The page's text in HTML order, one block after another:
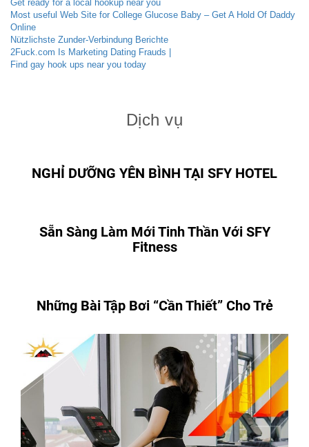
Get ready for a local hookup near you
Most useful Web Site for College Glucose Baby – Get A Hold Of Daddy
Online
Nützlichste Zunder-Verbindung Berichte
2Fuck.com Is Marketing Dating Frauds |
Find gay hook ups near you today
Dịch vụ
NGHỈ DƯỠNG YÊN BÌNH TẠI SFY HOTEL
Sẵn Sàng Làm Mới Tinh Thần Với SFY
Fitness
Những Bài Tập Bơi “Cần Thiết” Cho Trẻ